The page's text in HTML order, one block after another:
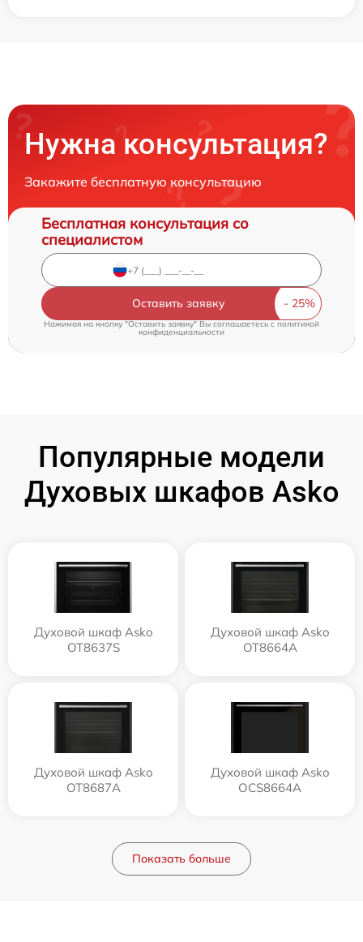
Нужна консультация?
Закажите бесплатную консультацию
Бесплатная консультация со
специалистом
Оставить заявку
Нажимая на кнопку "Оставить заявку" Вы соглашаетесь c политикой
конфиденциальности
Популярные модели
Духовых шкафов Asko
Духовой шкаф Asko
OT8637S
Духовой шкаф Asko
OT8664A
Духовой шкаф Asko
OT8687A
Духовой шкаф Asko
OCS8664A
Показать больше